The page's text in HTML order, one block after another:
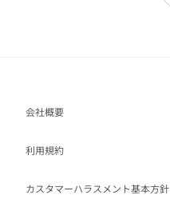
会社概要
利用規約
カスタマーハラスメント基本方針